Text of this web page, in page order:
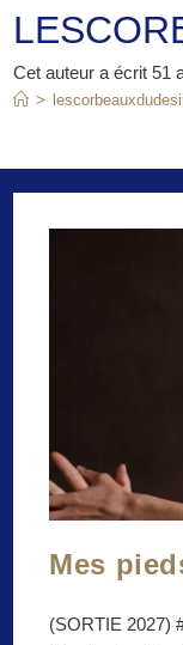
Cet auteur a écrit 51
>
Mes
(SORTIE 2027)